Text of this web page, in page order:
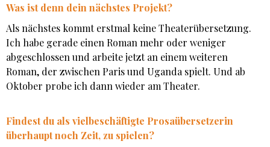
Was ist denn dein nächstes Projekt?
Als nächstes kommt erstmal keine Theaterübersetzung.
Ich habe gerade einen Roman mehr oder weniger
abgeschlossen und arbeite jetzt an einem weiteren
Roman, der zwischen Paris und Uganda spielt. Und ab
Oktober probe ich dann wieder am Theater.
Findest du als vielbeschäftigte Prosaübersetzerin
überhaupt noch Zeit, zu spielen?